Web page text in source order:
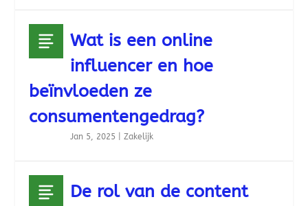
Wat is een online
influencer en hoe
beïnvloeden ze
consumentengedrag?
Jan 5, 2025 |Zakelijk
De rol van de content